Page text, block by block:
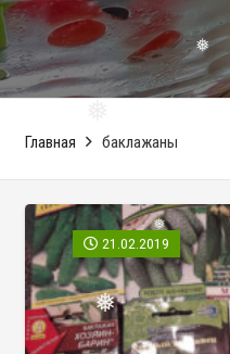
❅
❅
❅
❅
Главная баклажаны
21.02.2019